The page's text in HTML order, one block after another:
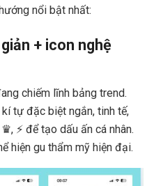
nổi bật nhất:
+ icon nghệ
chiếm lĩnh bảng trend.
tự đặc biệt ngắn, tinh tế,
⚡ để tạo dấu ấn cá nhân.
hiện gu thẩm mỹ hiện đại.